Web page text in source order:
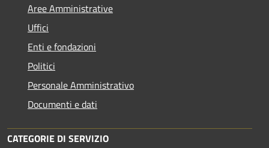
Aree Amministrative
Uffici
Enti e fondazioni
Politici
Personale Amministrativo
Documenti e dati
CATEGORIE DI SERVIZIO